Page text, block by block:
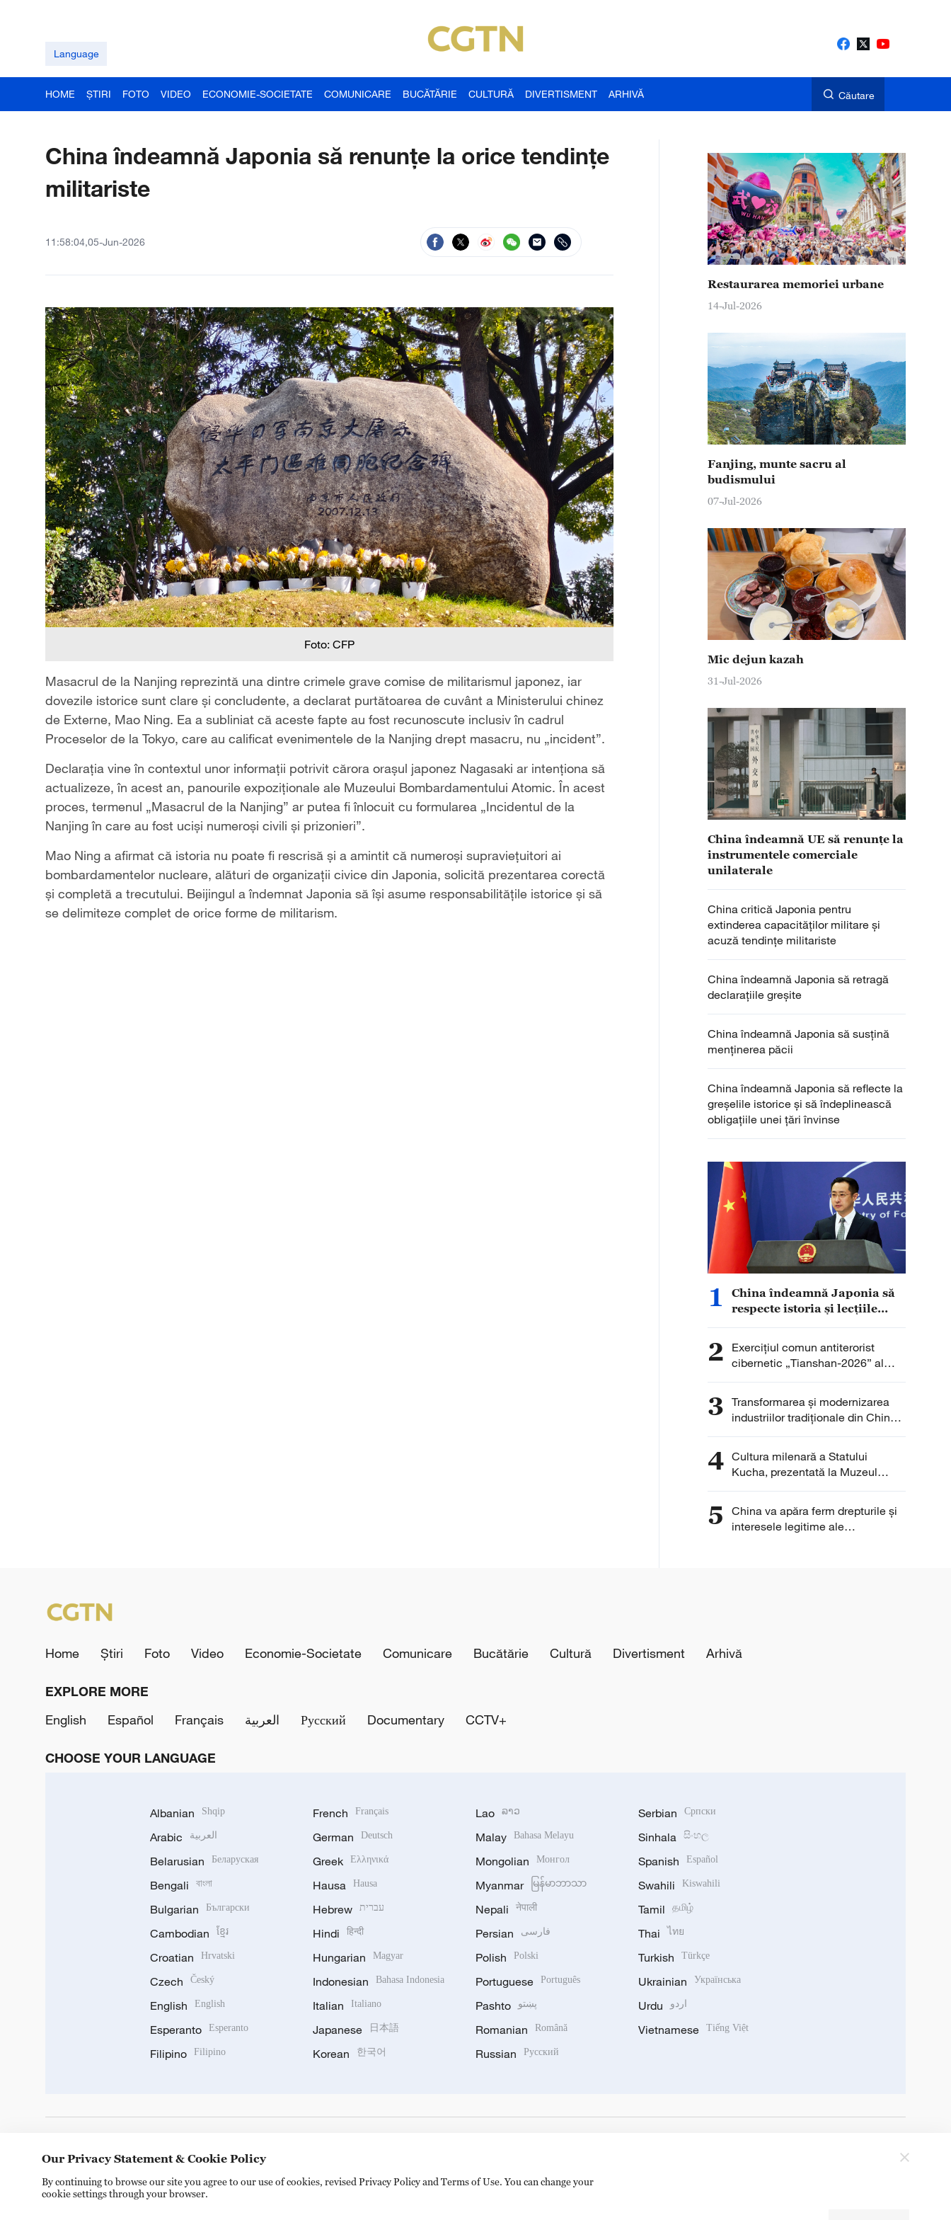
Language
HOME ȘTIRI FOTO VIDEO ECONOMIE-SOCIETATE COMUNICARE BUCĂTĂRIE CULTURĂ DIVERTISMENT ARHIVĂ Căutare
China îndeamnă Japonia să renunțe la orice tendințe
militariste
11:58:04,05-Jun-2026
Foto: CFP
Masacrul de la Nanjing reprezintă una dintre crimele grave comise de militarismul japonez, iar
dovezile istorice sunt clare și concludente, a declarat purtătoarea de cuvânt a Ministerului chinez
de Externe, Mao Ning. Ea a subliniat că aceste fapte au fost recunoscute inclusiv în cadrul
Proceselor de la Tokyo, care au calificat evenimentele de la Nanjing drept masacru, nu „incident”.
Declarația vine în contextul unor informații potrivit cărora orașul japonez Nagasaki ar intenționa să
actualizeze, în acest an, panourile expoziționale ale Muzeului Bombardamentului Atomic. În acest
proces, termenul „Masacrul de la Nanjing” ar putea fi înlocuit cu formularea „Incidentul de la
Nanjing în care au fost uciși numeroși civili și prizonieri”.
Mao Ning a afirmat că istoria nu poate fi rescrisă și a amintit că numeroși supraviețuitori ai
bombardamentelor nucleare, alături de organizații civice din Japonia, solicită prezentarea corectă
și completă a trecutului. Beijingul a îndemnat Japonia să își asume responsabilitățile istorice și să
se delimiteze complet de orice forme de militarism.
Restaurarea memoriei urbane
14-Jul-2026
Fanjing, munte sacru al
budismului
07-Jul-2026
Mic dejun kazah
31-Jul-2026
China îndeamnă UE să renunțe la
instrumentele comerciale
unilaterale
China critică Japonia pentru
extinderea capacităților militare și
acuză tendințe militariste
China îndeamnă Japonia să retragă
declarațiile greșite
China îndeamnă Japonia să susțină
menținerea păcii
China îndeamnă Japonia să reflecte la
greșelile istorice și să îndeplinească
obligațiile unei țări învinse
1
China îndeamnă Japonia să
respecte istoria și lecțiile
2
Exercițiul comun antiterorist
cibernetic „Tianshan-2026” al
OCS, desfășurat la Urumqi
3 Transformarea și modernizarea
industriilor tradiționale din China
se accelerează, iar sectoarele
creștere
4 Cultura milenară a Statului
Kucha, prezentată la Muzeul
Qiuci
5
China va apăra ferm drepturile și
interesele legitime ale
Home Știri Foto Video Economie-Societate Comunicare Bucătărie Cultură Divertisment Arhivă
EXPLORE MORE
English
Español Français العربية Русский Documentary CCTV+
CHOOSE YOUR LANGUAGE
Albanian Shqip
Arabic العربية
Belarusian Беларуская
Bengali বাংলা
Bulgarian Български
Cambodian ខ្មែរ
Croatian Hrvatski
Czech Český
English English
Esperanto Esperanto
Filipino Filipino
French Français
German Deutsch
Greek Ελληνικά
Hausa Hausa
Hebrew עברית
Hindi हिन्दी
Hungarian Magyar
Indonesian Bahasa Indonesia
Italian Italiano
Japanese 日本語
Korean 한국어
Lao ລາວ
Malay Bahasa Melayu
Mongolian Монгол
Myanmar မြန်မာဘာသာ
Nepali नेपाली
Persian فارسی
Polish Polski
Portuguese Português
Pashto پښتو
Romanian Română
Russian Русский
Serbian Српски
Sinhala සිංහල
Spanish Español
Swahili Kiswahili
Tamil தமிழ்
Thai ไทย
Turkish Türkçe
Ukrainian Українська
Urdu اردو
Vietnamese Tiếng Việt
Our Privacy Statement & Cookie Policy
By continuing to browse our site you agree to our use of cookies, revised Privacy Policy and Terms of Use. You can change your
cookie settings through your browser.